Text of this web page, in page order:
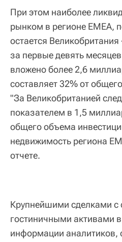
При этом наиболее
рынком в регионе EMEA,
остается
за первые девять
вложено более 2,6
составляет 32% от
"За Великобританией
показателем в 1,5
общего объема
недвижимость региона
отчете.
Крупнейшими сделками с
гостиничными активами
информации аналитиков,